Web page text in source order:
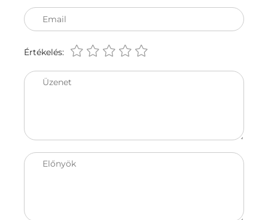
Email
Értékelés:
Üzenet
Előnyök